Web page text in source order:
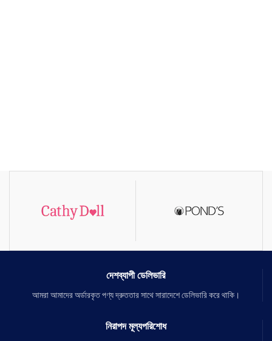
দেশব্যাপী ডেলিভারি
আমরা আমাদের অর্ডারকৃত পণ্য দ্রুততার সাথে সারাদেশে ডেলিভারি করে থাকি।
নিরাপদ মূল্যপরিশোধ